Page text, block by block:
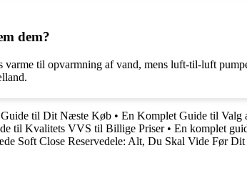
dem?
til opvarmning af vand, mens luft-til-luft
til Dit Næste Køb • En Komplet Guide til Valg
til Kvalitets VVS til Billige Priser• En komplet
Soft Close Reservedele: Alt, Du Skal Vide Før